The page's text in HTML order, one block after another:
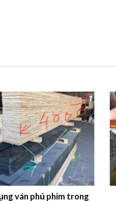
ván phủ phim trong